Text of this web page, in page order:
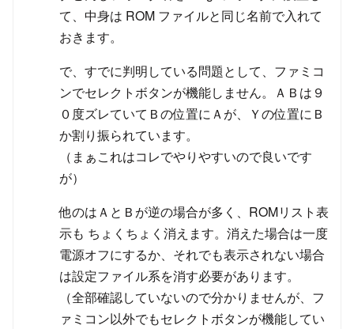
て、中身は ROM ファイルと同じ名前で入れて
おきます。
で、すでに判明している問題として、ファミコ
ンでセレクトボタンが機能しません。ＡＢは９
０度ズレていてＢの位置にＡが、Ｙの位置にＢ
か割り振られています。
（まぁこれはコレでやりやすいので良いです
が）
他のはＡとＢが逆の場合が多く、ROMリスト表
示も ちょくちょく消えます。消えた場合は一度
電源オフにするか、それでも表示されない場合
は設定ファイル系を消す必要があります。
（全部確認していないので分かりませんが、フ
ァミコン以外でもセレクトボタンが機能してい